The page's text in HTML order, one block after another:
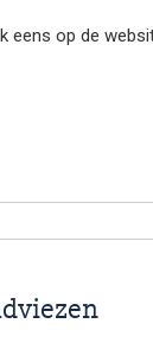
eens op de